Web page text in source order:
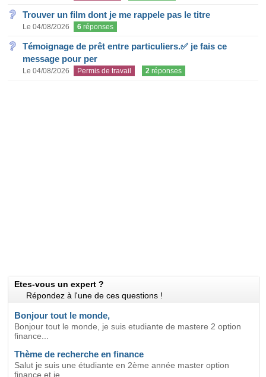
Trouver un film dont je me rappele pas le titre
Le 04/08/2026 6 réponses
Témoignage de prêt entre particuliers.✅ je fais ce
message pour per
Le 04/08/2026 Permis de travail 2 réponses
Etes-vous un expert ?
Répondez à l'une de ces questions !
Bonjour tout le monde,
Bonjour tout le monde, je suis etudiante de mastere 2 option
finance...
Thème de recherche en finance
Salut je suis une étudiante en 2ème année master option
finance et je...